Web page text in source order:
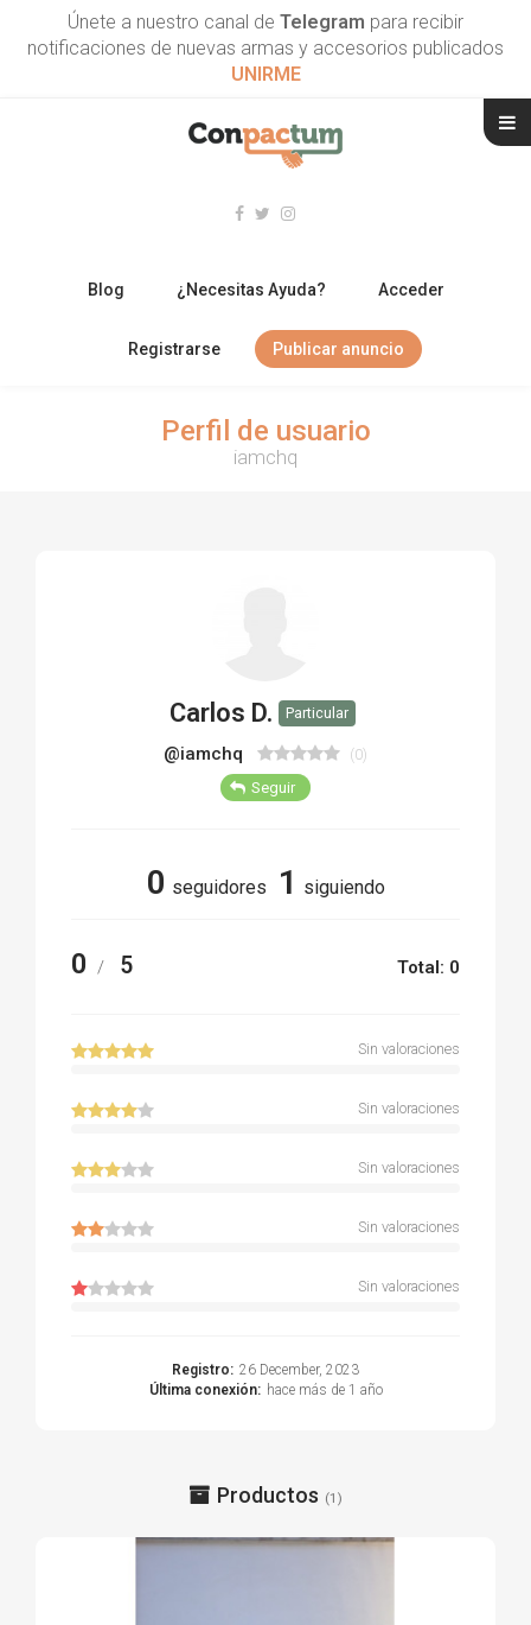
Únete a nuestro canal de Telegram para recibir
notificaciones de nuevas armas y accesorios publicados
UNIRME
Blog ¿Necesitas Ayuda? Acceder
Registrarse Publicar anuncio
Perfil de usuario
iamchq
Carlos D. Particular
@iamchq (0)
Seguir
0 seguidores 1 siguiendo
0 / 5 Total: 0
Sin valoraciones
Sin valoraciones
Sin valoraciones
Sin valoraciones
Sin valoraciones
Registro: 26 December, 2023
Última conexión: hace más de 1 año
Productos (1)